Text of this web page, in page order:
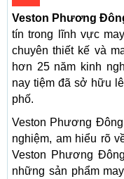
Veston Phương
tín trong lĩnh vực
chuyên thiết kế và
hơn 25 năm kinh
nay tiệm đã sở hữu
phố.
Veston Phương
nghiệm, am hiểu rõ
Veston Phương
những sản phẩm